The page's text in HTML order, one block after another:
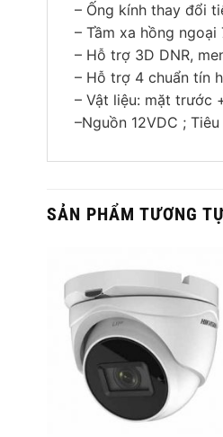
– Ống kính thay đổi
– Tầm xa hồng ngoại
– Hỗ trợ 3D DNR,
– Hỗ trợ 4 chuẩn tín
– Vật liệu: mặt trước
–Nguồn 12VDC ; Tiêu
SẢN PHẨM TƯƠNG